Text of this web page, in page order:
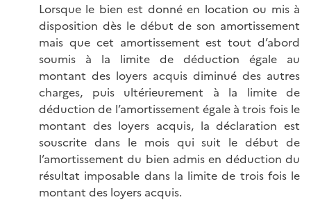
Lorsque le bien est donné en location ou mis à
disposition dès le début de son amortissement
mais que cet amortissement est tout d’abord
soumis à la limite de déduction égale au
montant des loyers acquis diminué des autres
charges, puis ultérieurement à la limite de
déduction de l’amortissement égale à trois fois le
montant des loyers acquis, la déclaration est
souscrite dans le mois qui suit le début de
l’amortissement du bien admis en déduction du
résultat imposable dans la limite de trois fois le
montant des loyers acquis.